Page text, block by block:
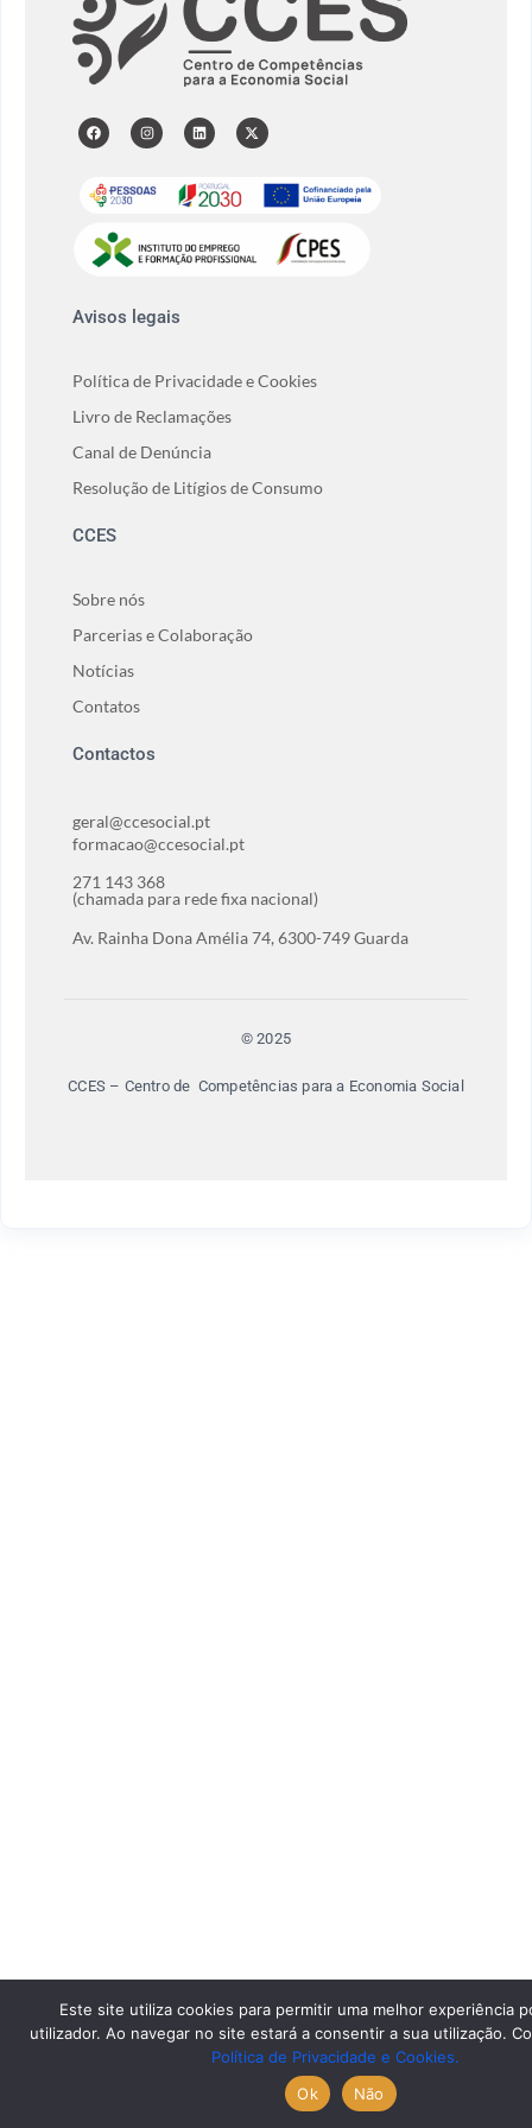
Avisos legais
Política de Privacidade e Cookies
Livro de Reclamações
Canal de Denúncia
Resolução de Litígios de Consumo
CCES
Sobre nós
Parcerias e Colaboração
Notícias
Contatos
Contactos
geral@ccesocial.pt
formacao@ccesocial.pt
271 143 368
(chamada para rede fixa nacional)
Av. Rainha Dona Amélia 74, 6300-749 Guarda
© 2025
CCES – Centro de Competências para a Economia Social
Este site utiliza cookies para permitir uma melhor experiência
utilizador. Ao navegar no site estará a consentir a sua utilização.
Política de Privacidade e Cookies.
Ok
Não